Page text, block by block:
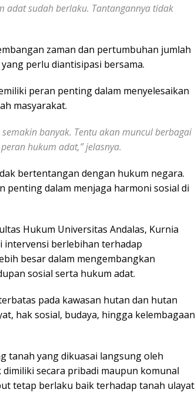
adat sudah berlaku. Tantangannya tidak
zaman dan pertumbuhan jumlah
perlu diantisipasi bersama.
peran penting dalam menyelesaikan
masyarakat.
banyak. Tentu akan muncul berbagai
hukum adat,” jelasnya.
bertentangan dengan hukum negara.
dalam menjaga harmoni sosial di
Hukum Universitas Andalas, Kurnia
berlebihan terhadap
besar dalam mengembangkan
sosial serta hukum adat.
pada kawasan hutan dan hutan
hak sosial, budaya, hingga kelembagaan
tanah yang dikuasai langsung oleh
secara pribadi maupun komunal
tetap berlaku baik terhadap tanah ulayat